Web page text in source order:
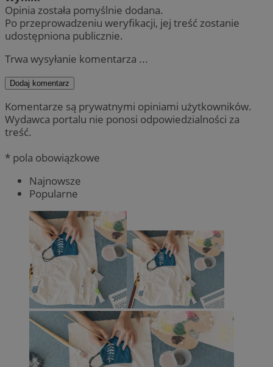
Opinia została pomyślnie dodana.
Po przeprowadzeniu weryfikacji, jej treść zostanie
udostępniona publicznie.
Trwa wysyłanie komentarza ...
Dodaj komentarz
Komentarze są prywatnymi opiniami użytkowników.
Wydawca portalu nie ponosi odpowiedzialności za
treść.
* pola obowiązkowe
Najnowsze
Popularne